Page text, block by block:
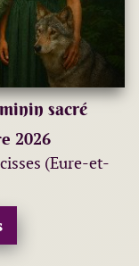
sacré
2026
(Eure-et-